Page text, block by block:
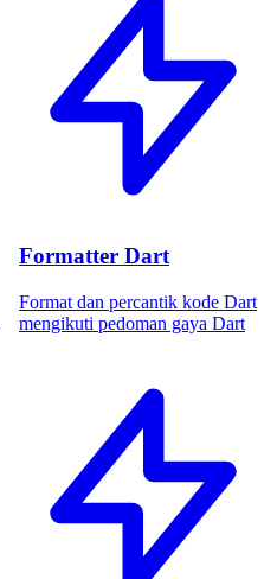
Formatter Dart
Format dan percantik kode Dart
mengikuti pedoman gaya Dart